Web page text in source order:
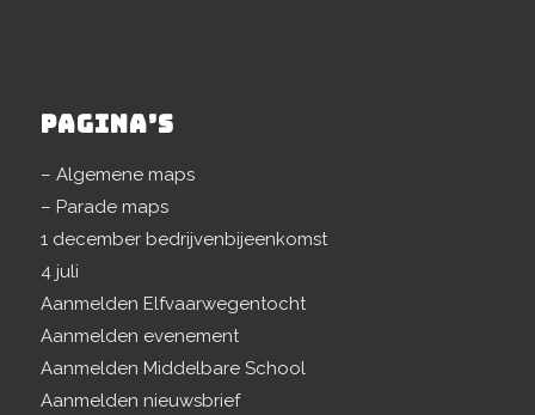
PAGINA’S
– Algemene maps
– Parade maps
1 december bedrijvenbijeenkomst
4 juli
Aanmelden Elfvaarwegentocht
Aanmelden evenement
Aanmelden Middelbare School
Aanmelden nieuwsbrief